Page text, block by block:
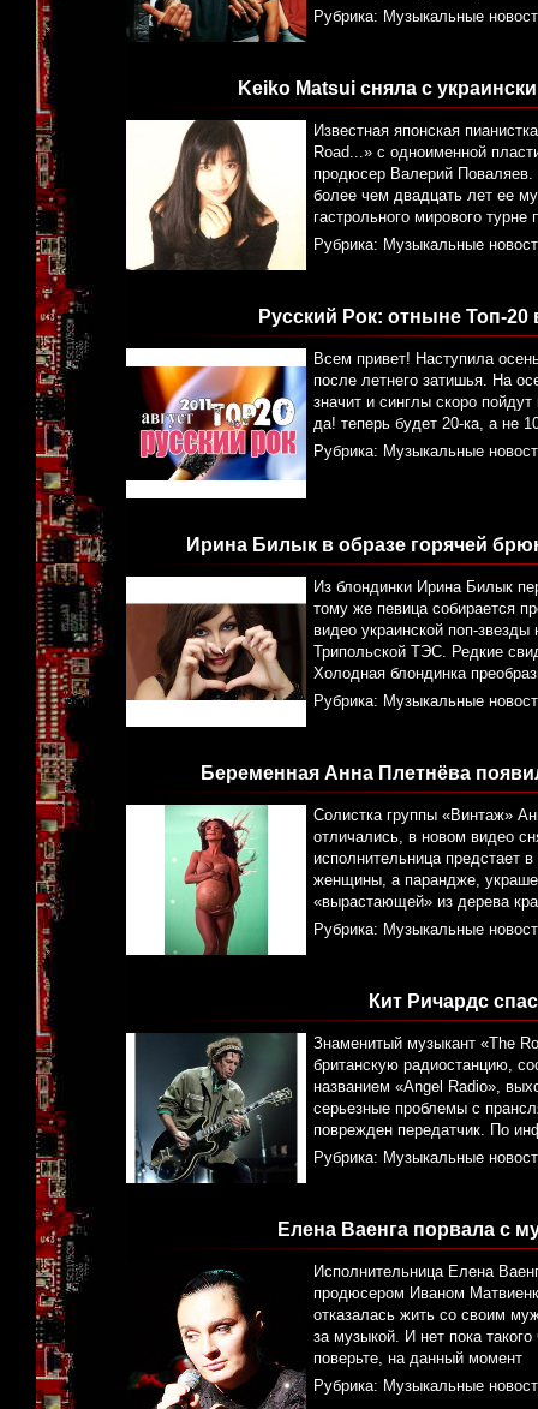
Рубрика: Музыкальные
Keiko Matsui сняла с
Известная японская
Road...» с одноименной
продюсер Валерий Поваляев.
более чем двадцать лет ее
гастрольного мирового турне
Рубрика: Музыкальные
Русский Рок: отныне Топ-20
Всем привет! Наступила
после летнего затишья. На
значит и синглы скоро
да! теперь будет 20-ка, а не
Рубрика: Музыкальные
Ирина Билык в образе горячей
Из блондинки Ирина Билык
тому же певица собирается
видео украинской поп-
Трипольской ТЭС. Редкие
Холодная блондинка
Рубрика: Музыкальные
Беременная Анна Плетнёва
Солистка группы «Винтаж»
отличались, в новом видео
исполнительница предстает
женщины, а парандже,
«вырастающей» из дерева
Рубрика: Музыкальные
Кит Ричардс
Знаменитый музыкант «The
британскую радиостанцию,
названием «Angel Radio»,
серьезные проблемы с
поврежден передатчик. По
Рубрика: Музыкальные
Елена Ваенга порвала с
Исполнительница Елена
продюсером Иваном
отказалась жить со своим
за музыкой. И нет пока
поверьте, на данный момент
Рубрика: Музыкальные